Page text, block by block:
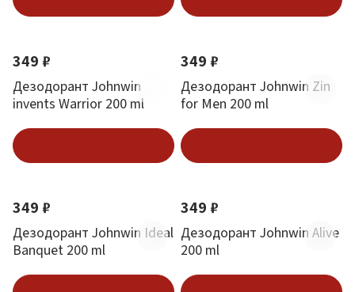
349 ₽
Дезодорант Johnwin
invents Warrior 200 ml
349 ₽
Дезодорант Johnwin Zin
for Men 200 ml
349 ₽
Дезодорант Johnwin Ideal
Banquet 200 ml
349 ₽
Дезодорант Johnwin Alive
200 ml